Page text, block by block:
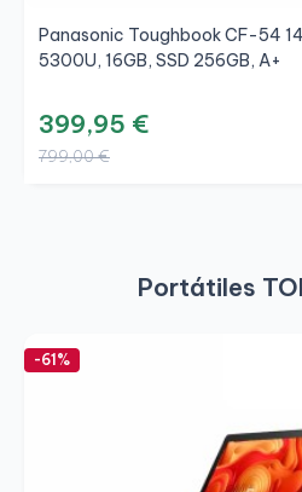
Panasonic Toughbook CF-54
5300U, 16GB, SSD 256GB, A+
399,95 €
799,00 €
Portátiles
-61%